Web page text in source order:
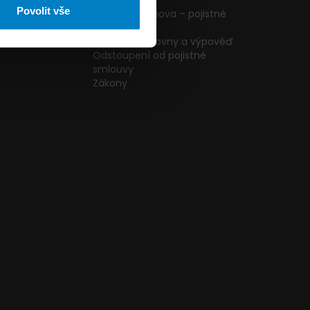
Povolit vše
Pojištění domova – pojistné
podmínky
Změna pojišťovny a výpověď
Odstoupení od pojistné
smlouvy
Zákony